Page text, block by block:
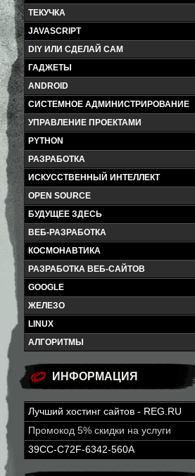
ТЕКУЧКА
JAVASCRIPT
DIY ИЛИ СДЕЛАЙ САМ
ГАДЖЕТЫ
ANDROID
СИСТЕМНОЕ АДМИНИСТРИРОВАНИЕ
УПРАВЛЕНИЕ ПРОЕКТАМИ
PYTHON
РАЗРАБОТКА
ИСКУССТВЕННЫЙ ИНТЕЛЛЕКТ
OPEN SOURCE
БУДУЩЕЕ ЗДЕСЬ
ВЕБ-РАЗРАБОТКА
КОСМОНАВТИКА
РАЗРАБОТКА ВЕБ-САЙТОВ
GOOGLE
ЖЕЛЕЗО
LINUX
АЛГОРИТМЫ
ИНФОРМАЦИЯ
Лучший хостинг сайтов - REG.RU
Промокод 5% скидки на услуги
39CC-C72F-6342-560A